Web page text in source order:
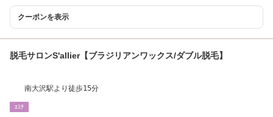
クーポンを表示
脱毛サロンS'allier【ブラジリアンワックス/ダブル脱毛】
南大沢駅より徒歩15分
ｴｽﾃ